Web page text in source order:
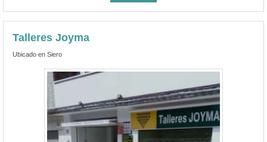
Talleres Joyma
Ubicado en Siero